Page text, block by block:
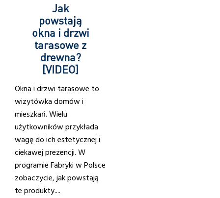
Jak
powstają
okna i drzwi
tarasowe z
drewna?
[VIDEO]
Okna i drzwi tarasowe to
wizytówka domów i
mieszkań. Wielu
użytkowników przykłada
wagę do ich estetycznej i
ciekawej prezencji. W
programie Fabryki w Polsce
zobaczycie, jak powstają
te produkty....